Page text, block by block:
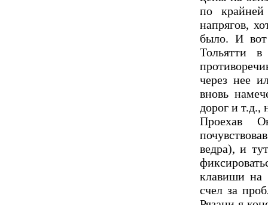
по
напрягов,
было. И вот
Тольятти
через нее
вновь
дорог и т.д.,
Проехав
ведра), и
клавиши на
счел за